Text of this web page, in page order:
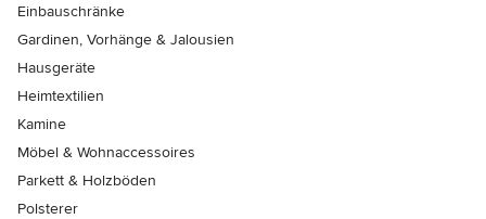
Einbauschränke
Gardinen, Vorhänge & Jalousien
Hausgeräte
Heimtextilien
Kamine
Möbel & Wohnaccessoires
Parkett & Holzböden
Polsterer